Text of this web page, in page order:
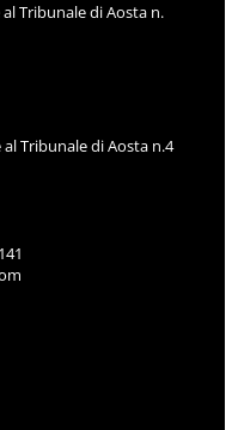
Tribunale di Aosta n.
Tribunale di Aosta n.4